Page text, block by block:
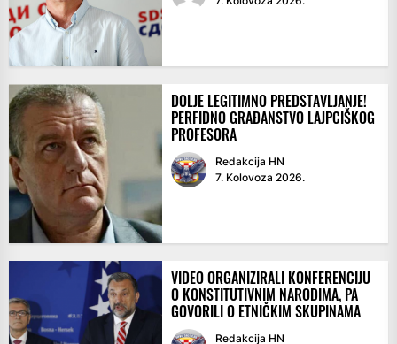
DOLJE LEGITIMNO PREDSTAVLJANJE!
PERFIDNO GRAĐANSTVO LAJPCIŠKOG
PROFESORA
Redakcija HN
7. Kolovoza 2026.
VIDEO ORGANIZIRALI KONFERENCIJU
O KONSTITUTIVNIM NARODIMA, PA
GOVORILI O ETNIČKIM SKUPINAMA
Redakcija HN